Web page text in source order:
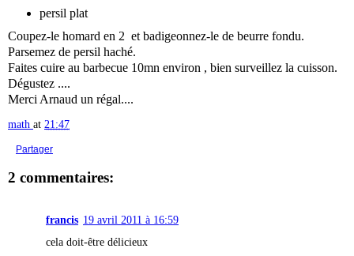
persil plat
Coupez-le homard en 2 et badigeonnez-le de beurre fondu.
Parsemez de persil haché.
Faites cuire au barbecue 10mn environ , bien surveillez la cuisson.
Dégustez ....
Merci Arnaud un régal....
math at 21:47
Partager
2 commentaires:
francis 19 avril 2011 à 16:59
cela doit-être délicieux